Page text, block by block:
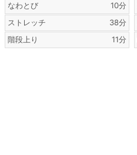
なわとび
10分
ストレッチ
38分
階段上り
11分